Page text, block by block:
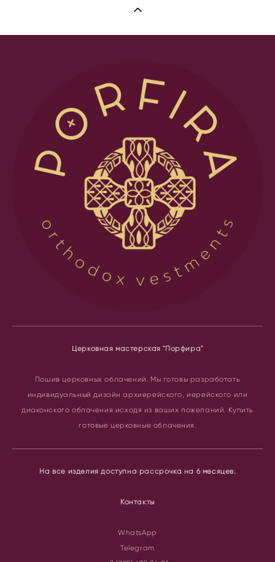
Церковная мастерская "Порфира"
Пошив церковных облачений. Мы готовы разработать
индивидуальный дизайн архиерейского, иерейского или
диаконского облачения исходя из ваших пожеланий. Купить
готовые церковные облачения.
На все изделия доступна рассрочка на 6 месяцев.
Контакты
WhatsApp
Telegram